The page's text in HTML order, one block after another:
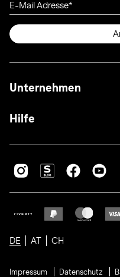
E-Mail Adresse
Unternehmen
Hilfe
DE AT CH
Impressum Datenschutz